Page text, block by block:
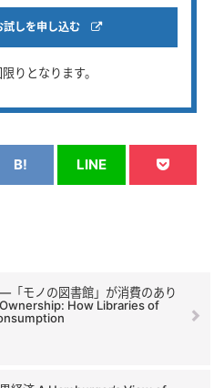
試しを申し込む
りとなります。
B! LINE
モノの図書館」が消費のあり
How Libraries of